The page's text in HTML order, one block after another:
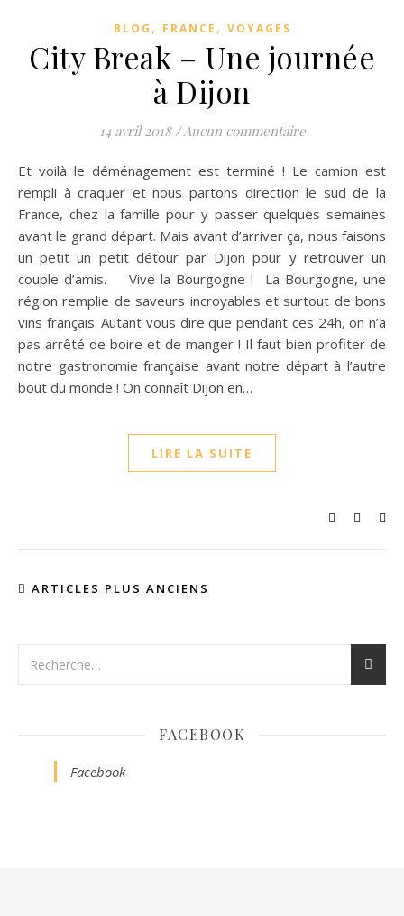
BLOG , FRANCE , VOYAGES
City Break – Une journée
à Dijon
14 avril 2018 /Aucun commentaire
Et voilà le déménagement est terminé ! Le camion est
rempli à craquer et nous partons direction le sud de la
France, chez la famille pour y passer quelques semaines
avant le grand départ. Mais avant d’arriver ça, nous faisons
un petit un petit détour par Dijon pour y retrouver un
couple d’amis. Vive la Bourgogne ! La Bourgogne, une
région remplie de saveurs incroyables et surtout de bons
vins français. Autant vous dire que pendant ces 24h, on n’a
pas arrêté de boire et de manger ! Il faut bien profiter de
notre gastronomie française avant notre départ à l’autre
bout du monde ! On connaît Dijon en…
LIRE LA SUITE
ARTICLES PLUS ANCIENS
FACEBOOK
Facebook